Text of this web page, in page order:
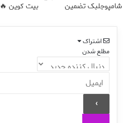
شامپوجلبک تضمین
بیت کوین 🔥
اشتراک
مطلع شدن